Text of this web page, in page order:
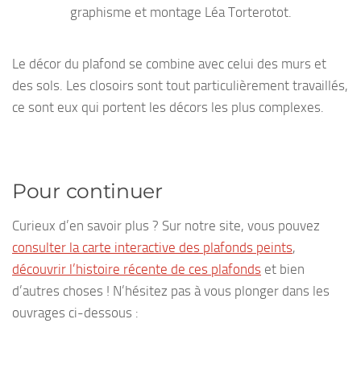
graphisme et montage Léa Torterotot.
Le décor du plafond se combine avec celui des murs et
des sols. Les closoirs sont tout particulièrement travaillés,
ce sont eux qui portent les décors les plus complexes.
Pour continuer
Curieux d’en savoir plus ? Sur notre site, vous pouvez
consulter la carte interactive des plafonds peints,
découvrir l’histoire récente de ces plafonds et bien
d’autres choses ! N’hésitez pas à vous plonger dans les
ouvrages ci-dessous :